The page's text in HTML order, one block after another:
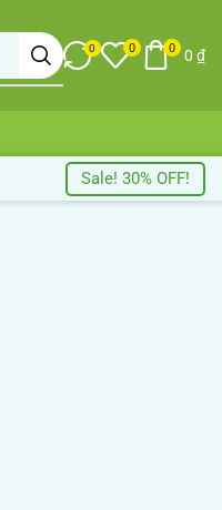
0 0 0 0 ₫
Sale! 30% OFF!